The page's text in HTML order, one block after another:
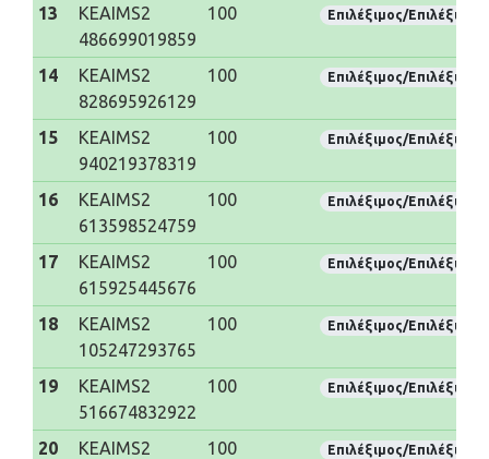
13
KEAIMS2
486699019859
100 Επιλέξιμος/Επιλέξιμη
14
KEAIMS2
828695926129
100 Επιλέξιμος/Επιλέξιμη
15
KEAIMS2
940219378319
100 Επιλέξιμος/Επιλέξιμη
16
KEAIMS2
613598524759
100 Επιλέξιμος/Επιλέξιμη
17
KEAIMS2
615925445676
100 Επιλέξιμος/Επιλέξιμη
18
KEAIMS2
105247293765
100 Επιλέξιμος/Επιλέξιμη
19
KEAIMS2
516674832922
100 Επιλέξιμος/Επιλέξιμη
20
KEAIMS2
100 Επιλέξιμος/Επιλέξιμη